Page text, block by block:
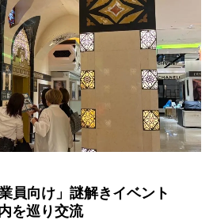
員向け」謎解きイベント
を巡り交流